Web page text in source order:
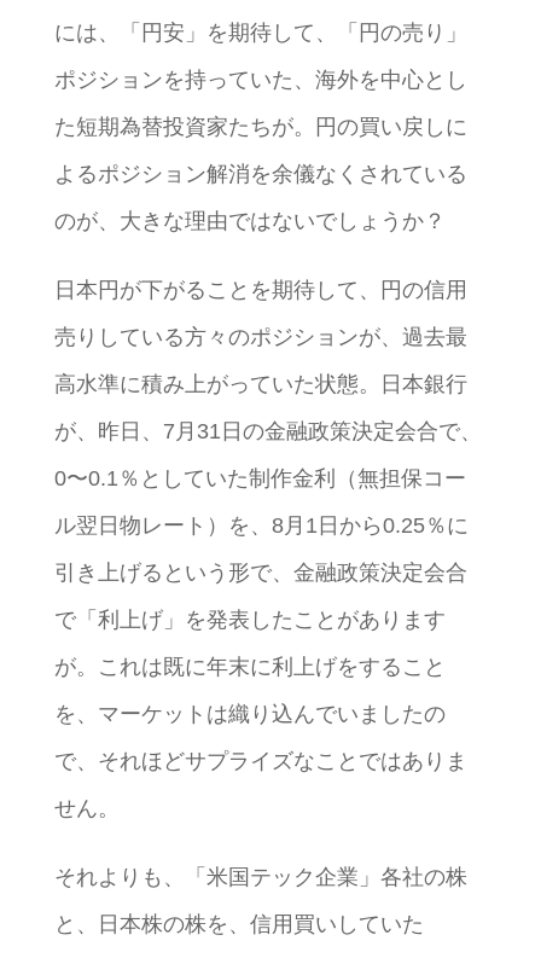
には、「円安」を期待して、「円の売り」
ポジションを持っていた、海外を中心とし
た短期為替投資家たちが。円の買い戻しに
よるポジション解消を余儀なくされている
のが、大きな理由ではないでしょうか？
日本円が下がることを期待して、円の信用
売りしている方々のポジションが、過去最
高水準に積み上がっていた状態。日本銀行
が、昨日、7月31日の金融政策決定会合で、
0〜0.1％としていた制作金利（無担保コー
ル翌日物レート）を、8月1日から0.25％に
引き上げるという形で、金融政策決定会合
で「利上げ」を発表したことがあります
が。これは既に年末に利上げをすること
を、マーケットは織り込んでいましたの
で、それほどサプライズなことではありま
せん。
それよりも、「米国テック企業」各社の株
と、日本株の株を、信用買いしていた